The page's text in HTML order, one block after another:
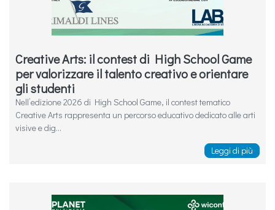
Creative Arts: il contest di High School Game
per valorizzare il talento creativo e orientare
gli studenti
Nell’edizione 2026 di High School Game, il contest tematico
Creative Arts rappresenta un percorso educativo dedicato alle arti
visive e dig...
Leggi di più